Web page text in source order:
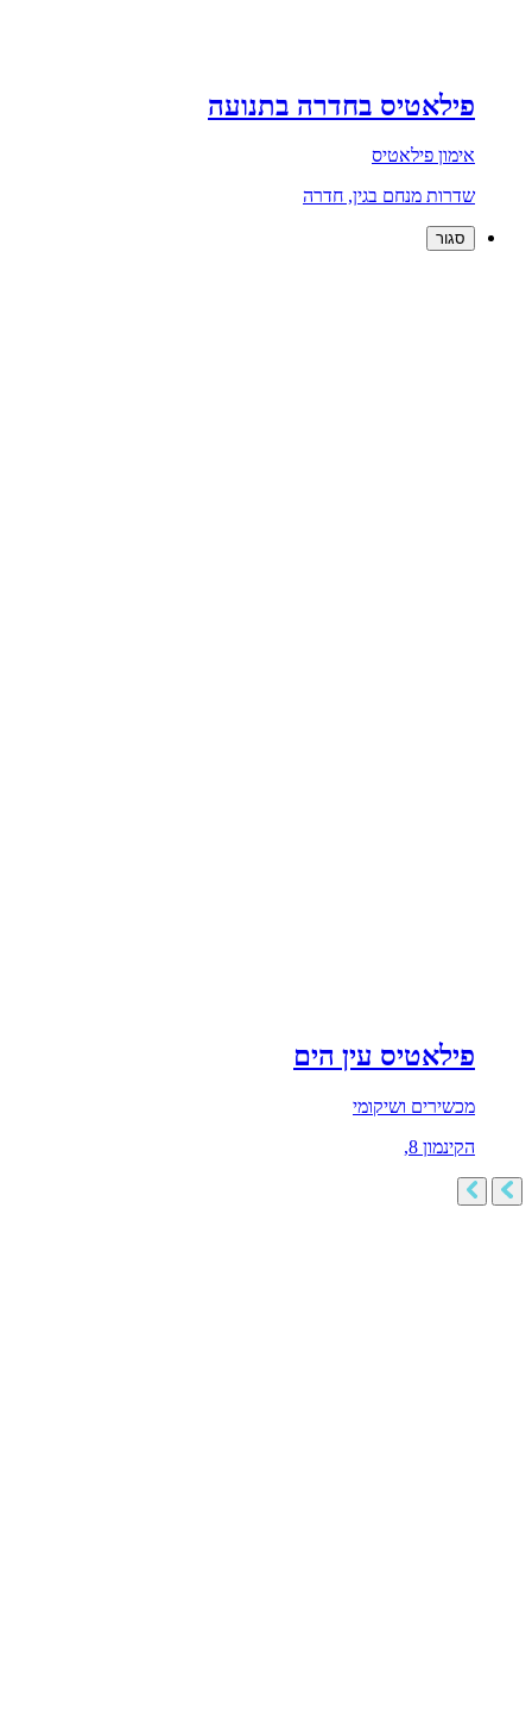
פילאטיס בחדרה בתנועה
אימון פילאטיס
שדרות מנחם בגין, חדרה
סגור
פילאטיס עין הים
מכשירים ושיקומי
הקינמון 8,